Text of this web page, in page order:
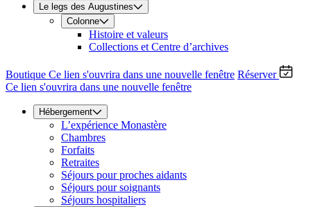
Le legs des Augustines
Colonne
Histoire et valeurs
Collections et Centre d’archives
Boutique Ce lien s'ouvrira dans une nouvelle fenêtre Réserver
Ce lien s'ouvrira dans une nouvelle fenêtre
Hébergement
L’expérience Monastère
Chambres
Forfaits
Retraites
Séjours pour proches aidants
Séjours pour soignants
Séjours hospitaliers